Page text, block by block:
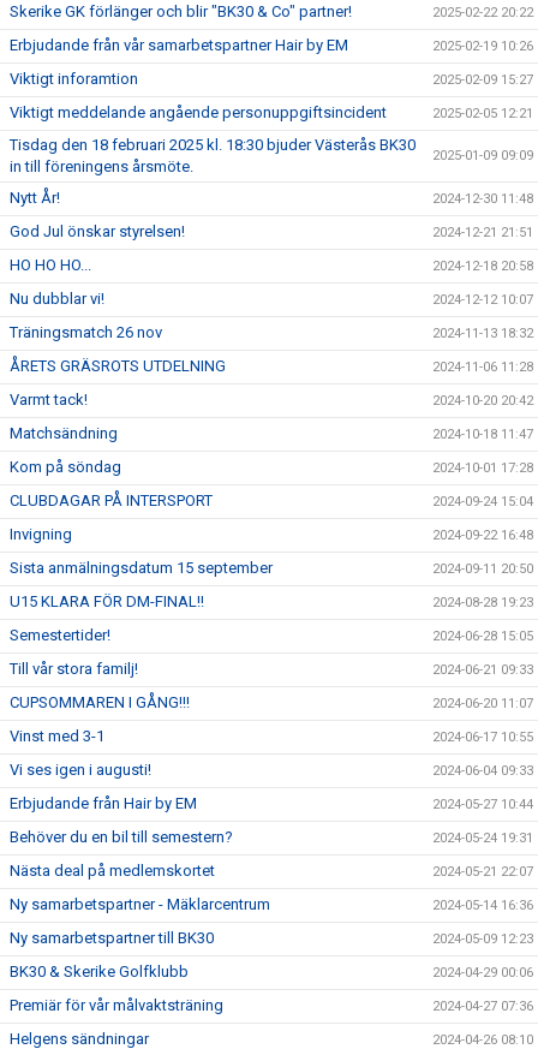
Skerike GK förlänger och blir "BK30 & Co" partner! 2025-02-22 20:22
Erbjudande från vår samarbetspartner Hair by EM 2025-02-19 10:26
Viktigt inforamtion 2025-02-09 15:27
Viktigt meddelande angående personuppgiftsincident 2025-02-05 12:21
Tisdag den 18 februari 2025 kl. 18:30 bjuder Västerås BK30
in till föreningens årsmöte.
2025-01-09 09:09
Nytt År! 2024-12-30 11:48
God Jul önskar styrelsen! 2024-12-21 21:51
HO HO HO... 2024-12-18 20:58
Nu dubblar vi! 2024-12-12 10:07
Träningsmatch 26 nov 2024-11-13 18:32
ÅRETS GRÄSROTS UTDELNING 2024-11-06 11:28
Varmt tack! 2024-10-20 20:42
Matchsändning 2024-10-18 11:47
Kom på söndag 2024-10-01 17:28
CLUBDAGAR PÅ INTERSPORT 2024-09-24 15:04
Invigning 2024-09-22 16:48
Sista anmälningsdatum 15 september 2024-09-11 20:50
U15 KLARA FÖR DM-FINAL!! 2024-08-28 19:23
Semestertider! 2024-06-28 15:05
Till vår stora familj! 2024-06-21 09:33
CUPSOMMAREN I GÅNG!!! 2024-06-20 11:07
Vinst med 3-1 2024-06-17 10:55
Vi ses igen i augusti! 2024-06-04 09:33
Erbjudande från Hair by EM 2024-05-27 10:44
Behöver du en bil till semestern? 2024-05-24 19:31
Nästa deal på medlemskortet 2024-05-21 22:07
Ny samarbetspartner - Mäklarcentrum 2024-05-14 16:36
Ny samarbetspartner till BK30 2024-05-09 12:23
BK30 & Skerike Golfklubb 2024-04-29 00:06
Premiär för vår målvaktsträning 2024-04-27 07:36
Helgens sändningar 2024-04-26 08:10